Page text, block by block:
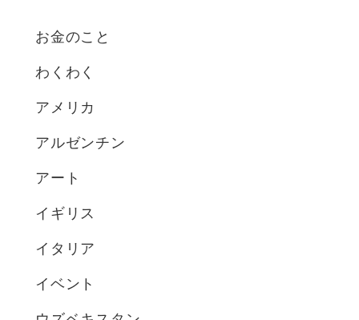
お金のこと
わくわく
アメリカ
アルゼンチン
アート
イギリス
イタリア
イベント